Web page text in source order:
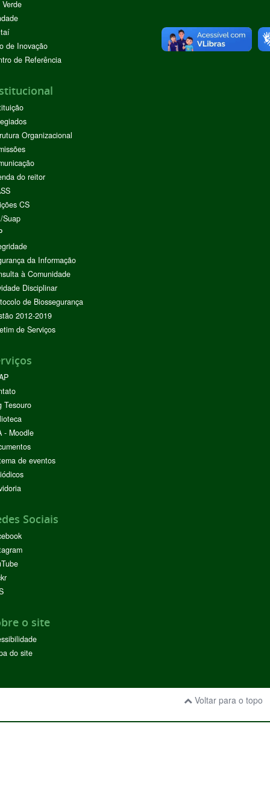
de Inovação
de Referência
Organizacional
do reitor
CS
Suap
da Informação
à Comunidade
Disciplinar
de Biossegurança
2012-2019
de Serviços
Tesouro
- Moodle
de eventos
Sociais
o site
do site
Voltar para o topo